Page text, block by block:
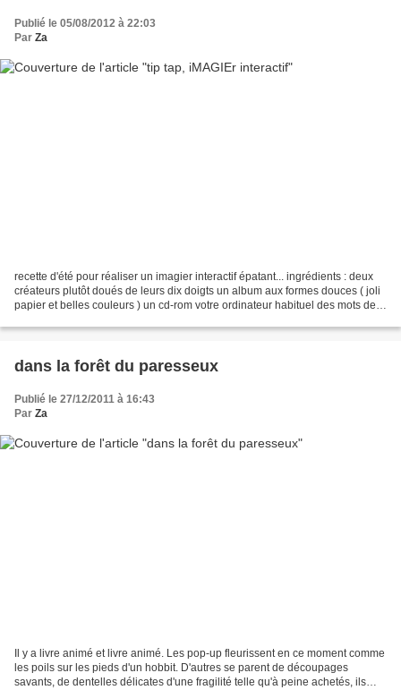
Publié le 05/08/2012 à 22:03
Par Za
recette d'été pour réaliser un imagier interactif épatant... ingrédients : deux
créateurs plutôt doués de leurs dix doigts un album aux formes douces ( joli
papier et belles couleurs ) un cd-rom votre ordinateur habituel des mots des
dans la forêt du paresseux
Publié le 27/12/2011 à 16:43
Par Za
Il y a livre animé et livre animé. Les pop-up fleurissent en ce moment comme
les poils sur les pieds d'un hobbit. D'autres se parent de découpages
savants, de dentelles délicates d'une fragilité telle qu'à peine achetés, ils